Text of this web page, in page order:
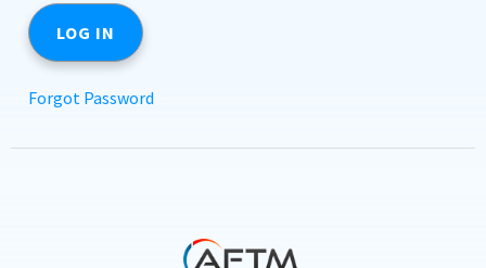
Forgot Password